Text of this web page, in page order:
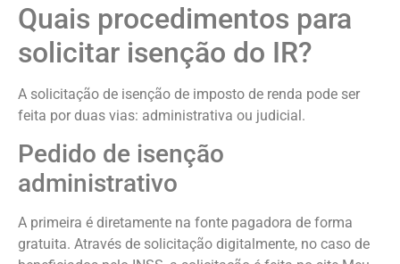
Quais procedimentos para
solicitar isenção do IR?
A solicitação de isenção de imposto de renda pode ser
feita por duas vias: administrativa ou judicial.
Pedido de isenção
administrativo
A primeira é diretamente na fonte pagadora de forma
gratuita. Através de solicitação digitalmente, no caso de